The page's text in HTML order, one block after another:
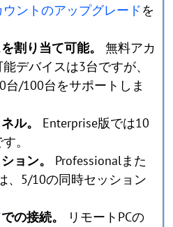
ウントのアップグレードを
割り当て可能。 無料アカ
デバイスは3台ですが、
台/100台をサポートしま
ル。 Enterprise版では10
。
ョン。 Professionalまた
、5/10の同時セッション
での接続。
リモートPCの